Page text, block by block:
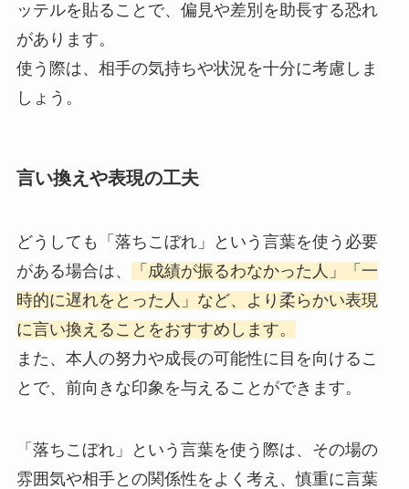
ッテルを貼ることで、偏見や差別を助長する恐れ
があります。
使う際は、相手の気持ちや状況を十分に考慮しま
しょう。
言い換えや表現の工夫
どうしても「落ちこぼれ」という言葉を使う必要
がある場合は、
「成績が振るわなかった人」「一
時的に遅れをとった人」など、より柔らかい表現
に言い換えることをおすすめします。
また、本人の努力や成長の可能性に目を向けるこ
とで、前向きな印象を与えることができます。
「落ちこぼれ」という言葉を使う際は、その場の
雰囲気や相手との関係性をよく考え、慎重に言葉